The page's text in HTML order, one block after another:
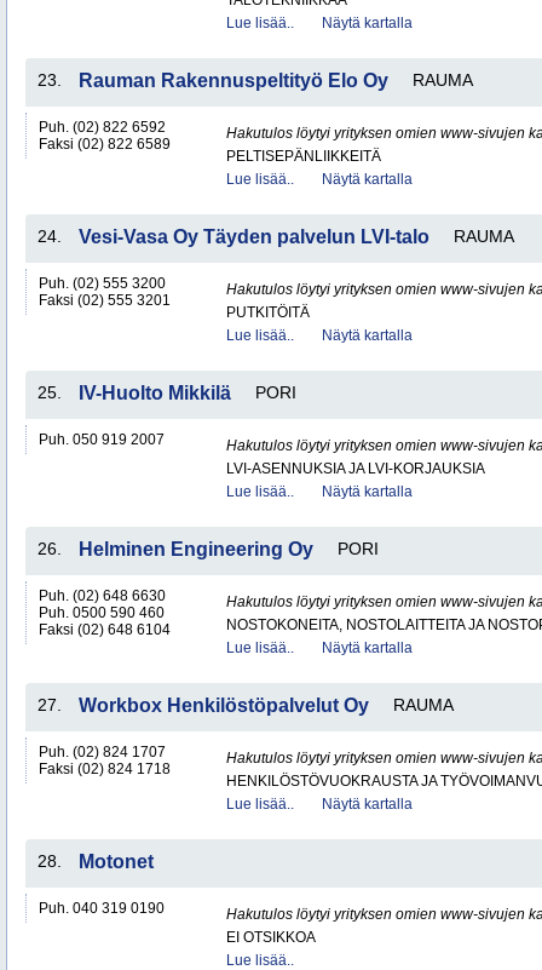
Lue lisää..
Näytä kartalla
23. Rauman Rakennuspeltityö Elo Oy RAUMA
Puh. (02) 822 6592
Faksi (02) 822 6589
Hakutulos löytyi yrityksen omien www-sivujen
PELTISEPÄNLIIKKEITÄ
Lue lisää..
Näytä kartalla
24. Vesi-Vasa Oy Täyden palvelun LVI-talo RAUMA
Puh. (02) 555 3200
Faksi (02) 555 3201
Hakutulos löytyi yrityksen omien www-sivujen
PUTKITÖITÄ
Lue lisää..
Näytä kartalla
25. IV-Huolto Mikkilä PORI
Puh. 050 919 2007
Hakutulos löytyi yrityksen omien www-sivujen
LVI-ASENNUKSIA JA LVI-KORJAUKSIA
Lue lisää..
Näytä kartalla
26. Helminen Engineering Oy PORI
Puh. (02) 648 6630
Puh. 0500 590 460
Faksi (02) 648 6104
Hakutulos löytyi yrityksen omien www-sivujen
NOSTOKONEITA, NOSTOLAITTEITA JA
Lue lisää..
Näytä kartalla
27. Workbox Henkilöstöpalvelut Oy RAUMA
Puh. (02) 824 1707
Faksi (02) 824 1718
Hakutulos löytyi yrityksen omien www-sivujen
HENKILÖSTÖVUOKRAUSTA JA
Lue lisää..
Näytä kartalla
28. Motonet
Puh. 040 319 0190
Hakutulos löytyi yrityksen omien www-sivujen
EI OTSIKKOA
Lue lisää..